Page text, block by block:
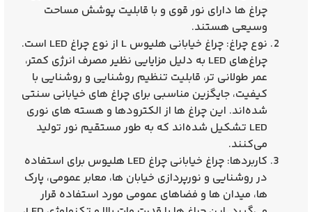
چراغ‌ ها دارای نور قوی و با قابلیت پوشش مساحت
وسیعی هستند.
نوع چراغ: چراغ خیابانی هلیوس L از نوع چراغ LED است.
چراغ‌های LED به دلیل مزایایی نظیر مصرف انرژی کمتر،
عمر طولانی‌ تر، قابلیت تنظیم روشنایی و روشنایی با
کیفیت، جایگزین مناسبی برای چراغ‌ های خیابانی سنتی
شده‌اند. این چراغ‌ ها از الکترودها و هسته‌ های نوری
LED تشکیل شده‌اند که به طور مستقیم نور تولید
می‌کنند.
کاربردها: چراغ خیابانی چراغ LED هلیوس برای استفاده
در روشنایی و نورپردازی خیابان‌ ها، معابر عمومی، پارک‌
ها، میدان‌ ها و فضاهای عمومی مورد استفاده قرار